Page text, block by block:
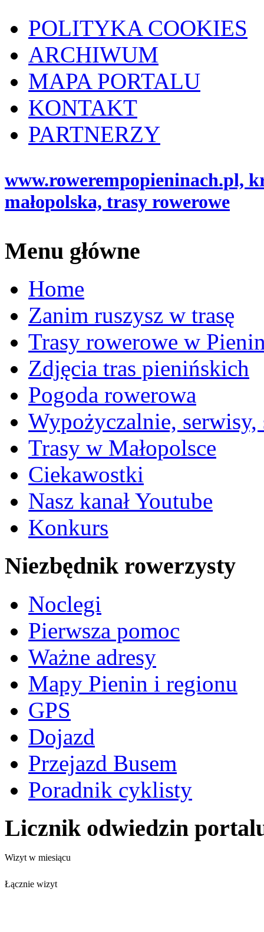
POLITYKA COOKIES
ARCHIWUM
MAPA PORTALU
KONTAKT
PARTNERZY
www.rowerempopieninach.pl,
małopolska, trasy rowerowe
Menu główne
Home
Zanim ruszysz w trasę
Trasy rowerowe w
Zdjęcia tras pienińskich
Pogoda rowerowa
Wypożyczalnie, serwisy,
Trasy w Małopolsce
Ciekawostki
Nasz kanał Youtube
Konkurs
Niezbędnik rowerzysty
Noclegi
Pierwsza pomoc
Ważne adresy
Mapy Pienin i regionu
GPS
Dojazd
Przejazd Busem
Poradnik cyklisty
Licznik odwiedzin
Wizyt w miesiącu
Łącznie wizyt